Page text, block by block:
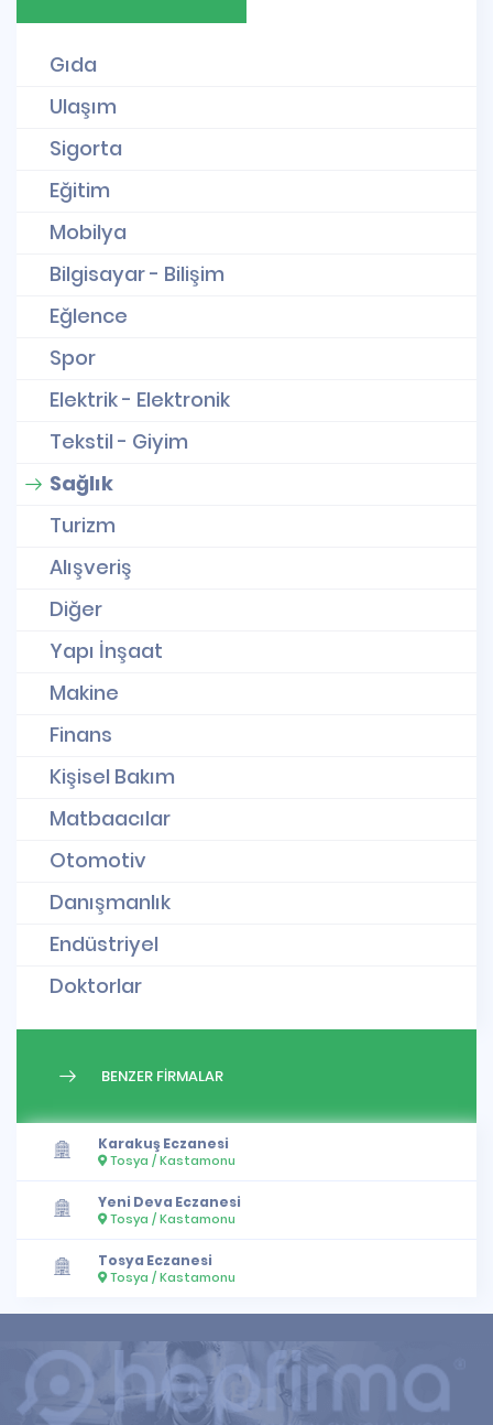
Gıda
Ulaşım
Sigorta
Eğitim
Mobilya
Bilgisayar - Bilişim
Eğlence
Spor
Elektrik - Elektronik
Tekstil - Giyim
Sağlık
Turizm
Alışveriş
Diğer
Yapı İnşaat
Makine
Finans
Kişisel Bakım
Matbaacılar
Otomotiv
Danışmanlık
Endüstriyel
Doktorlar
BENZER FİRMALAR
Karakuş Eczanesi
Tosya / Kastamonu
Yeni Deva Eczanesi
Tosya / Kastamonu
Tosya Eczanesi
Tosya / Kastamonu